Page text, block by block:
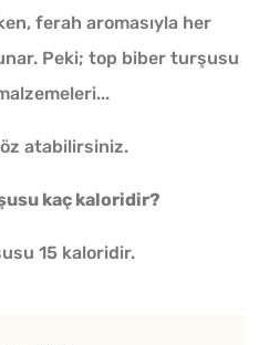
ferah aromasıyla her
Peki; top biber turşusu
atabilirsiniz.
kaç kaloridir?
15 kaloridir.